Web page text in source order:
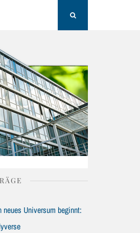
Universum beginnt: